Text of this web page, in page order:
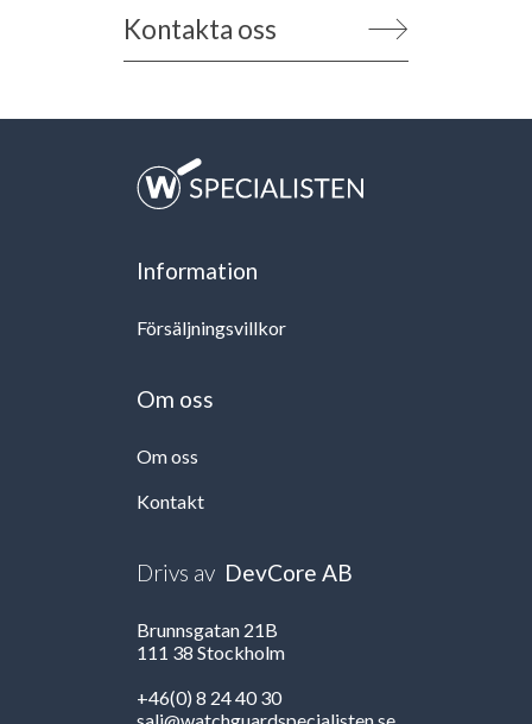
Kontakta oss
Information
Försäljningsvillkor
Om oss
Om oss
Kontakt
Drivs av DevCore AB
Brunnsgatan 21B
111 38 Stockholm
+46(0) 8 24 40 30